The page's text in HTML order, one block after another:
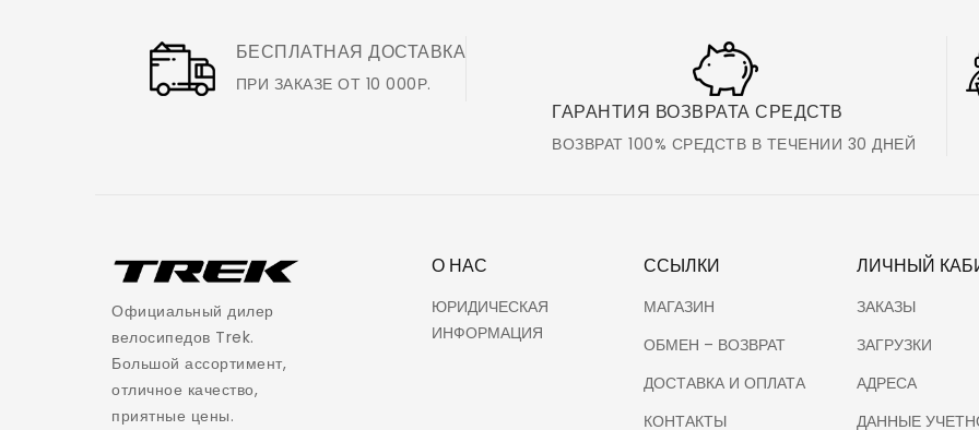
БЕСПЛАТНАЯ ДОСТАВКА
ПРИ ЗАКАЗЕ ОТ 10 000Р.
ГАРАНТИЯ ВОЗВРАТА СРЕДСТВ
ВОЗВРАТ 100% СРЕДСТВ В ТЕЧЕНИИ 30 ДНЕЙ
Официальный дилер
велосипедов Trek.
Большой ассортимент,
отличное качество,
приятные цены.
О НАС
ЮРИДИЧЕСКАЯ
ИНФОРМАЦИЯ
ССЫЛКИ
МАГАЗИН
ОБМЕН – ВОЗВРАТ
ДОСТАВКА И ОПЛАТА
КОНТАКТЫ
ЛИЧНЫЙ
ЗАКАЗЫ
ЗАГРУЗКИ
АДРЕСА
ДАННЫЕ